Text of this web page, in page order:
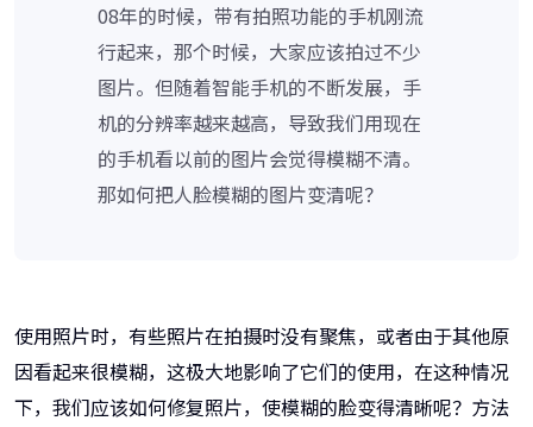
08年的时候，带有拍照功能的手机刚流
行起来，那个时候，大家应该拍过不少
图片。但随着智能手机的不断发展，手
机的分辨率越来越高，导致我们用现在
的手机看以前的图片会觉得模糊不清。
那如何把人脸模糊的图片变清呢？
使用照片时，有些照片在拍摄时没有聚焦，或者由于其他原
因看起来很模糊，这极大地影响了它们的使用，在这种情况
下，我们应该如何修复照片，使模糊的脸变得清晰呢？方法